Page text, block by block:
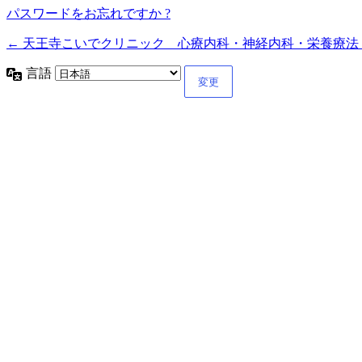
パスワードをお忘れですか ?
← 天王寺こいでクリニック 心療内科・神経内科・栄養療法
言語